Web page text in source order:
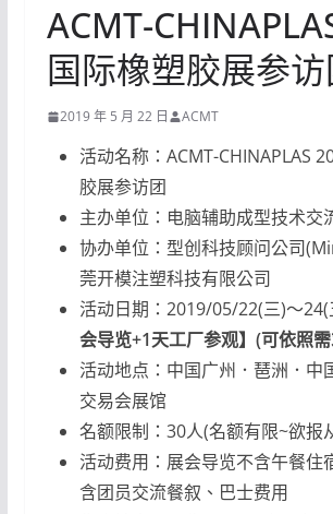
ACMT-
国际橡塑胶展参访
2019 年 5 月 22 日 ACMT
活动名称：ACMT-CHINAPLAS
胶展参访团
主办单位：电脑辅助成型技术交
协办单位：型创科技顾问公司
莞开模注塑科技有限公司
活动日期：2019/05/22(三)～24(
会导览+1天工厂参观】(可依照
活动地点：中国广州．琶洲．中
交易会展馆
名额限制：30人(名额有限~欲报
活动费用：展会导览不含午餐住
含团员交流餐叙、巴士费用